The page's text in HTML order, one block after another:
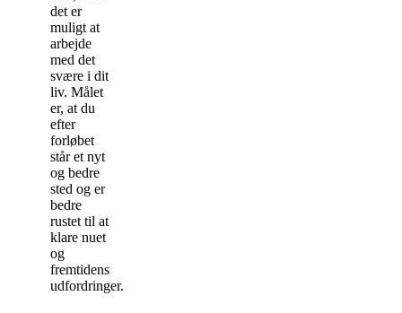
det er
muligt at
arbejde
med det
svære i dit
liv. Målet
er, at du
efter
forløbet
står et nyt
og bedre
sted og er
bedre
rustet til at
klare nuet
og
fremtidens
udfordringer.